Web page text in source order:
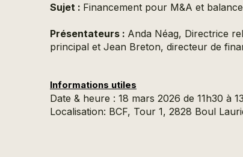
Sujet : Financement pour M&A et
Présentateurs : Anda Néag, Directrice
principal et Jean Breton, directeur de
Informations utiles
Date & heure : 18 mars 2026 de 11h30 à
Localisation: BCF, Tour 1, 2828 Boul